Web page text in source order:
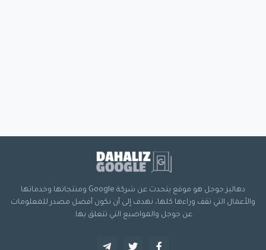
دهاليز جوجل هو موقع يتحدث عن شركة Google ومنتجاتها وخدماتها
والأعمال التي تقف وراءها كلها، نهدف إلى أن نكون أفضل مصدر للمعلومات
عن جوجل والمواضيع التي تتعلق بها.